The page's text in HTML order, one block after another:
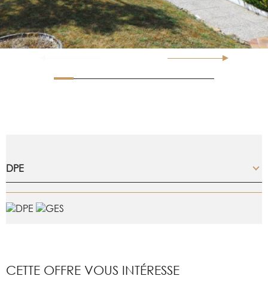
DPE
CETTE OFFRE VOUS INTÉRESSE